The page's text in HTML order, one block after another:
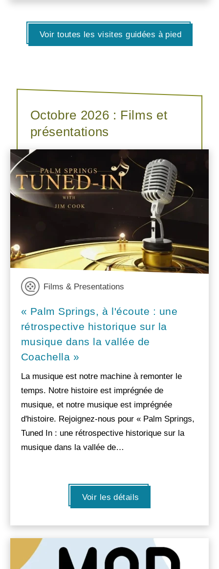
Voir toutes les visites guidées à pied
Octobre 2026 : Films et
présentations
Films & Presentations
« Palm Springs, à l'écoute : une
rétrospective historique sur la
musique dans la vallée de
Coachella »
La musique est notre machine à remonter le
temps. Notre histoire est imprégnée de
musique, et notre musique est imprégnée
d'histoire. Rejoignez-nous pour « Palm Springs,
Tuned In : une rétrospective historique sur la
musique dans la vallée de…
Voir les détails